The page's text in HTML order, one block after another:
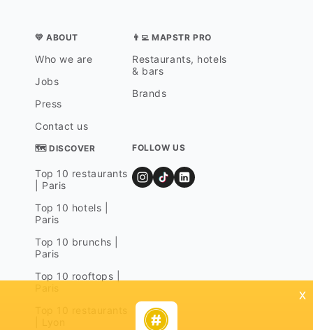
💛 ABOUT
Who we are
Jobs
Press
Contact us
👨‍💻 MAPSTR PRO
Restaurants, hotels
& bars
Brands
🗺 DISCOVER
Top 10 restaurants
| Paris
Top 10 hotels |
Paris
Top 10 brunchs |
Paris
Top 10 rooftops |
FOLLOW US
x